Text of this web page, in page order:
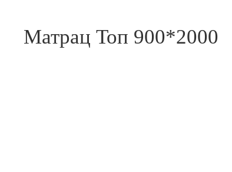
Матрац Топ 900*2000